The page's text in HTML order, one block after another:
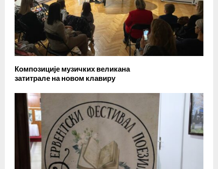
Композиције музичких великана
затитрале на новом клавиру